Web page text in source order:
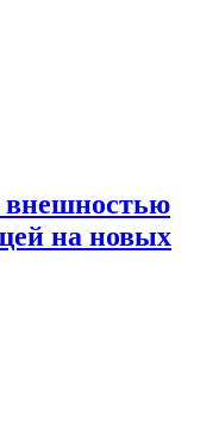
внешностью
на новых